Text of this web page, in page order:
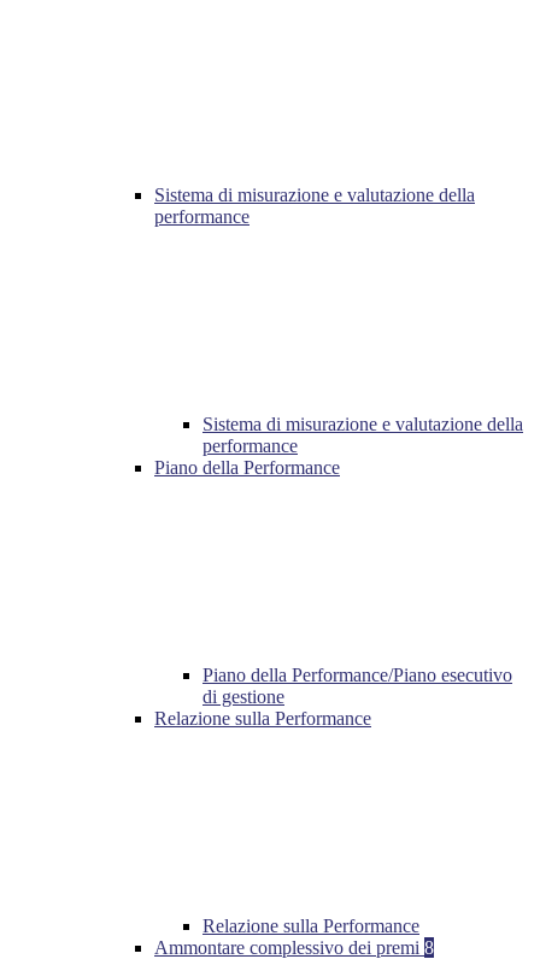
Sistema di misurazione e valutazione della
performance
Sistema di misurazione e valutazione della
performance
Piano della Performance
Piano della Performance/Piano esecutivo
di gestione
Relazione sulla Performance
Relazione sulla Performance
Ammontare complessivo dei premi 8